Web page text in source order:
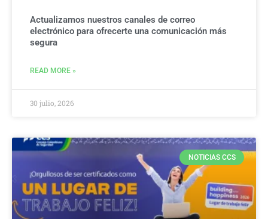
Actualizamos nuestros canales de correo
electrónico para ofrecerte una comunicación más
segura
READ MORE »
30 julio, 2026
NOTICIAS CCS